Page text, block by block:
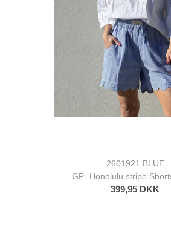
2601921 BLUE
GP- Honolulu stripe
399,95 DKK